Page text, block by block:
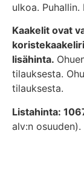
ulkoa. Puhallin.
Kaakelit ovat
lisähinta.
tilauksesta.
tilauksesta.
Listahinta:
alv:n osuuden).